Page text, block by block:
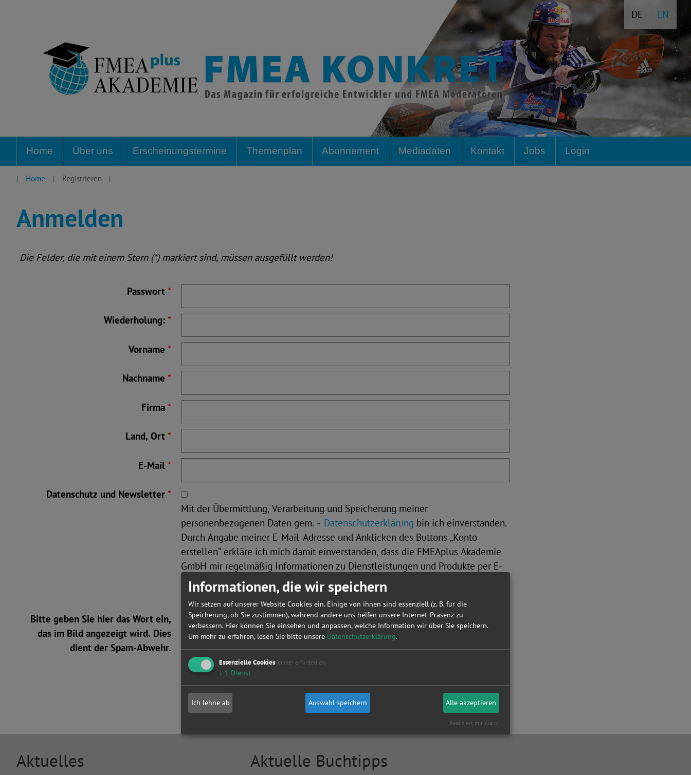
DE EN
Home Über uns Erscheinungstermine Themenplan Abonnement Mediadaten Kontakt Jobs Login
Home Registrieren
Anmelden
Die Felder, die mit einem Stern (*) markiert sind, müssen ausgefüllt werden!
Passwort *
Wiederholung: *
Vorname *
Nachname *
Firma *
Land, Ort *
E-Mail *
Datenschutz und Newsletter *
Mit der Übermittlung, Verarbeitung und Speicherung meiner
personenbezogenen Daten gem.
Datenschutzerklärung bin ich einverstanden.
Durch Angabe meiner E-Mail-Adresse und Anklicken des Buttons „Konto
erstellen“ erkläre ich mich damit einverstanden, dass die FMEAplus Akademie
GmbH mir regelmäßig Informationen zu Dienstleistungen und Produkte per E-
Mail zusendet. Meine Einwilligung kann ich jederzeit gegenüber der FMEAplus
Akademie GmbH widerrufen.
Bitte geben Sie hier das Wort ein,
das im Bild angezeigt wird. Dies
dient der Spam-Abwehr.
Wenn Sie das Wort nicht
lesen können,
bitte hier
klicken.
Aktuelles Aktuelle Buchtipps
Informationen, die wir speichern
Wir setzen auf unserer Website Cookies ein. Einige von ihnen sind essenziell (z. B. für die
Speicherung, ob Sie zustimmen), während andere uns helfen unsere Internet-Präsenz zu
verbessern. Hier können Sie einsehen und anpassen, welche Information wir über Sie speichern.
Um mehr zu erfahren, lesen Sie bitte unsere Datenschutzerklärung.
Essenzielle Cookies (immer erforderlich)
↓ 1 Dienst
Ich lehne ab Auswahl speichern Alle akzeptieren
Realisiert mit Klaro!